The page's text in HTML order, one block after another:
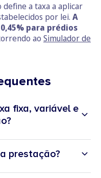
define a taxa a aplicar
por lei. A
para prédios
ao Simulador de
fixa, variável e
a Euribor.
e depois passa a variável.
prestação?